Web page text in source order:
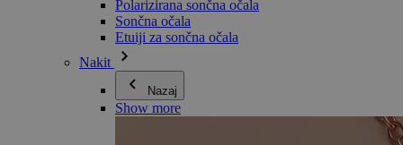
Polarizirana sončna očala
Sončna očala
Etuiji za sončna očala
Nakit
Nazaj
Show more